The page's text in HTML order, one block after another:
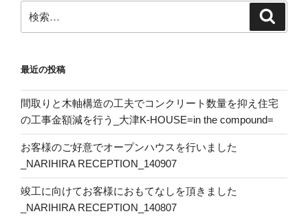
索:
最近の投稿
間取りと木軸構造の工夫でコンクリート数量を抑え住宅
の工事金額減を行う_大津K-HOUSE=in the compound=
お客様のご好意でオープンハウスを行いました
_NARIHIRA RECEPTION_140907
竣工に向けてお客様におもてなしを頂きました
_NARIHIRA RECEPTION_140807